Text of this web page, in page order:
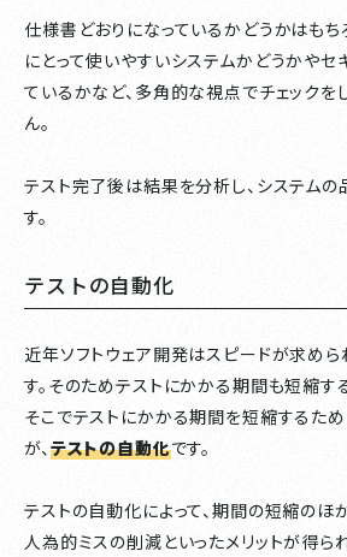
仕様書どおりになっているかどうかはもち
にとって使いやすいシステムかどうかやセ
ているかなど、多角的な視点でチェック
ん。
テスト完了後は結果を分析し、システム
す。
テストの自動化
近年ソフトウェア開発はスピードが求めら
す。そのためテストにかかる期間も短縮す
そこでテストにかかる期間を短縮するた
が、 テストの自動化です。
テストの自動化によって、期間の短縮のほ
人為的ミスの削減といったメリットが得ら